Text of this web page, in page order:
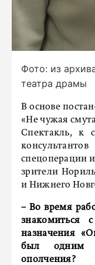
Фото: из
театра драмы
В основе
«Не чужая
Спектакль, к
спецоперации
зрители
и Нижнего
– Во время
знакомиться
назначения
был одним
ополчения?